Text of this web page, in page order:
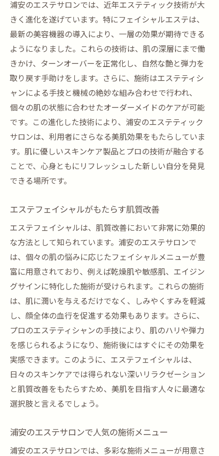
浦安のエステサロンでは、近年エステティック技術が大
きく進化を遂げています。特にフェイシャルエステは、
最新の美容機器の導入により、一層の効果が期待できる
ようになりました。これらの技術は、肌の深層にまで働
きかけ、ターンオーバーを正常化し、自然な艶と弾力を
取り戻す手助けをします。さらに、施術はエステティシ
ャンによる手技と機械の絶妙な組み合わせで行われ、
個々の肌の状態に合わせたオーダーメイドのケアが可能
です。この進化した技術により、浦安のエステティック
サロンは、利用者にさらなる美肌効果をもたらしていま
す。肌に優しいスキンケア製品とプロの技術が融合する
ことで、心身ともにリフレッシュした新しい自分を発見
できる場所です。
エステフェイシャルがもたらす肌質改善
エステフェイシャルは、肌質改善において非常に効果的
な方法として知られています。浦安のエステサロンで
は、個々の肌の悩みに応じたフェイシャルメニューが豊
富に用意されており、例えば乾燥肌や敏感肌、エイジン
グサインに特化した施術が受けられます。これらの施術
は、肌に潤いを与えるだけでなく、しみやくすみを軽減
し、顔全体の血行を促進する効果もあります。さらに、
プロのエステティシャンの手技により、肌のハリや弾力
を感じられるようになり、施術後にはすぐにその効果を
実感できます。このように、エステフェイシャルは、
日々のスキンケアでは得られない深いリラクゼーション
と肌質改善をもたらすため、美肌を目指す人々に最適な
選択肢と言えるでしょう。
浦安のエステサロンで人気の施術メニュー
浦安のエステサロンでは、多彩な施術メニューが用意さ